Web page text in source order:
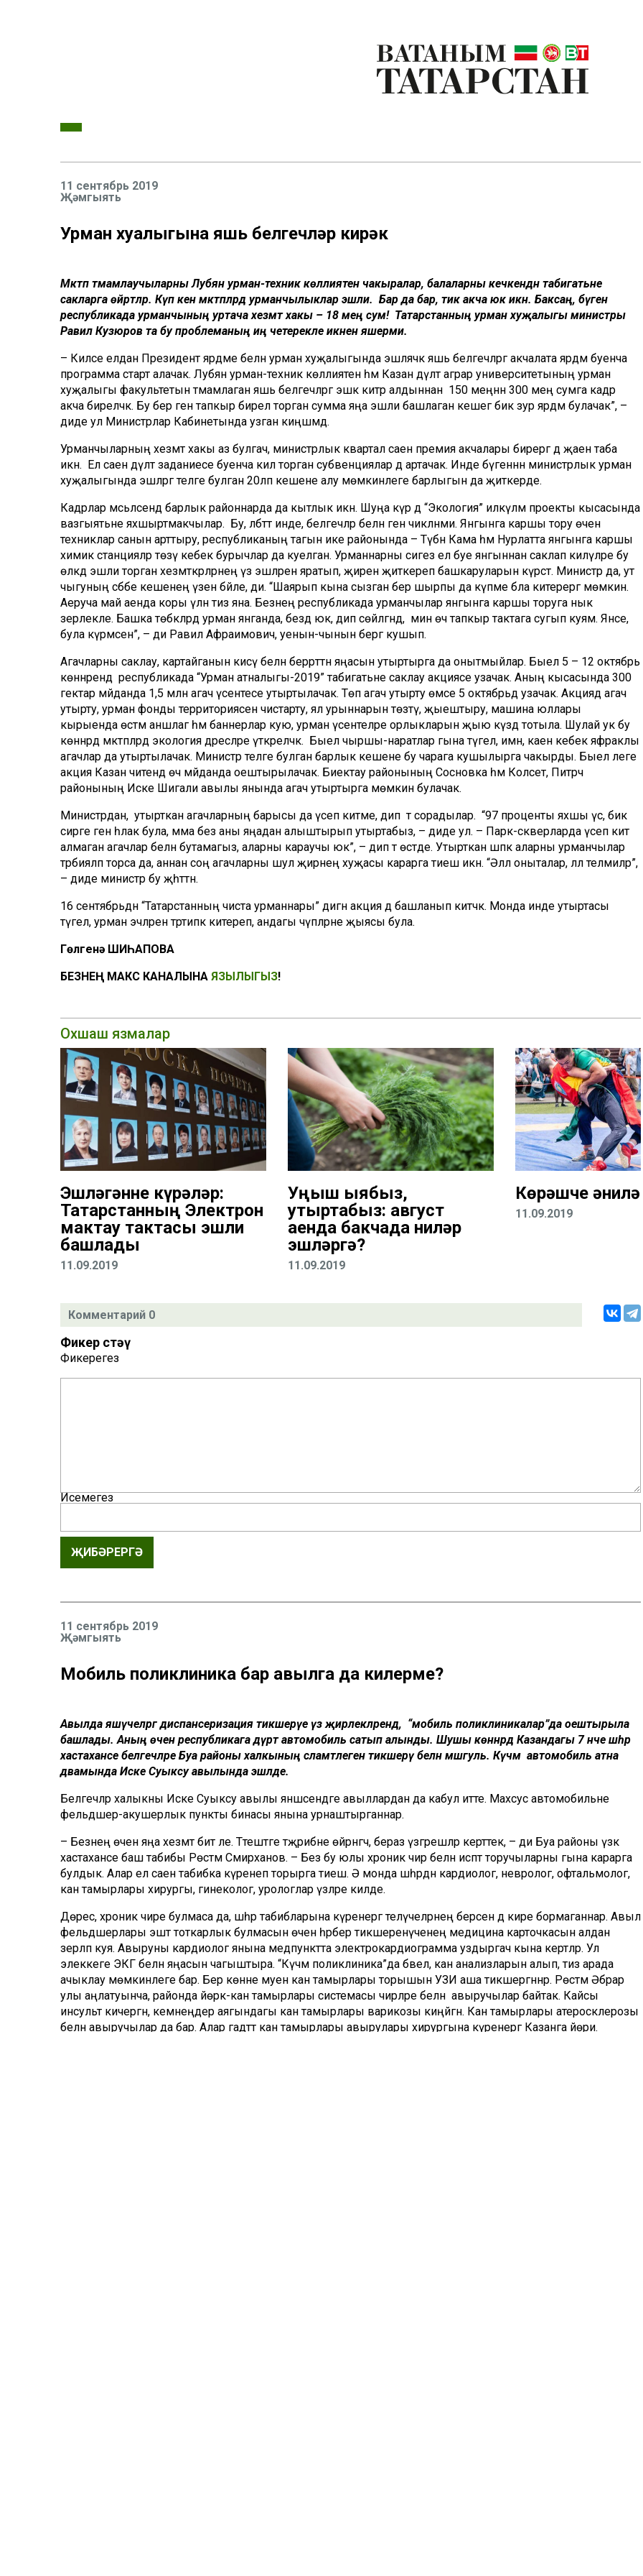
11 сентябрь 2019
Җәмгыять
Урман хуҗалыгына яшь белгечләр кирәк
Мәктәп тәмамлаучыларны Лубян урман-техник көллиятенә чакыралар, балаларны кечкенәдән табигатьне
сакларга өйрәтәләр. Күп кенә мәктәпләрдә урманчылыклар эшли. Бар да бар, тик акча юк икән. Баксаң, бүген
республикада урманчының уртача хезмәт хакы – 18 мең сум! Татарстанның урман хуҗалыгы министры
Равил Кузюров та бу проблеманың иң четерекле икәнен яшерми.
– Киләсе елдан Президент ярдәме белән урман хуҗалыгында эшләячәк яшь белгечләргә акчалата ярдәм буенча
программа старт алачак. Лубян урман-техник көллиятен һәм Казан дәүләт аграр университетының урман
хуҗалыгы факультетын тәмамлаган яшь белгечләргә эшкә китәр алдыннан 150 меңнән 300 мең сумга кадәр
акча биреләчәк. Бу бер генә тапкыр бирелә торган сумма яңа эшли башлаган кешегә бик зур ярдәм булачак”, –
диде ул Министрлар Кабинетында узган киңәшмәдә.
Урманчыларның хезмәт хакы аз булгач, министрлык квартал саен премия акчалары бирергә дә җаен таба
икән. Ел саен дәүләт заданиесе буенча килә торган субвенциялар дә артачак. Инде бүгеннән министрлык урман
хуҗалыгында эшләргә теләге булган 20ләп кешене алу мөмкинлеге барлыгын да җиткерде.
Кадрлар мәсьәләсендә барлык районнарда да кытлык икән. Шуңа күрә дә “Экология” илкүләм проекты кысасында
вазгыятьне яхшыртмакчылар. Бу, әлбәттә инде, белгечләр белән генә чикләнми. Янгынга каршы тору өчен
техниклар санын арттыру, республиканың тагын ике районында – Түбән Кама һәм Нурлатта янгынга каршы
химик станцияләр төзү кебек бурычлар да куелган. Урманнарны сигез ел буе янгыннан саклап килүләре бу
өлкәдә эшли торган хезмәткәрләрнең үз эшләрен яратып, җиренә җиткереп башкаруларын күрсәтә. Министр да, ут
чыгуның сәбәбе кешенең үзенә бәйле, ди. “Шаярып кына сызган бер шырпы да күпме бәла китерергә мөмкин.
Аеруча май аенда коры үлән тиз яна. Безнең республикада урманчылар янгынга каршы торуга нык
әзерлекле. Башка төбәкләрдә урман янганда, бездә юк, дип сөйләгәндә, мин өч тапкыр тактага сугып куям. Янәсе,
була күрмәсен”, – ди Равил Афраимович, уенын-чынын бергә кушып.
Агачларны саклау, картайганын кисү белән беррәттән яңасын утыртырга да онытмыйлар. Быел 5 – 12 октябрь
көннәрендә республикада “Урман атналыгы-2019” табигатьне саклау акциясе узачак. Аның кысасында 300
гектар мәйданда 1,5 млн агач үсентесе утыртылачак. Төп агач утырту өмәсе 5 октябрьдә узачак. Акциядә агач
утырту, урман фонды территориясен чистарту, ял урыннарын төзәтү, җыештыру, машина юллары
кырыенда өстәмә аншлаг һәм баннерлар кую, урман үсентеләре орлыкларын җыю күздә тотыла. Шулай ук бу
көннәрдә мәктәпләрдә экология дәресләре үткәреләчәк. Быел чыршы-наратлар гына түгел, имән, каен кебек яфраклы
агачлар да утыртылачак. Министр теләге булган барлык кешене бу чарага кушылырга чакырды. Быел әлеге
акция Казан читендә өч мәйданда оештырылачак. Биектау районының Сосновка һәм Колсәет, Питрәч
районының Иске Шигали авылы янында агач утыртырга мөмкин булачак.
Министрдан, утырткан агачларның барысы да үсеп китәме, дип тә сорадылар. “97 проценты яхшы үсә, бик
сирәге генә һәлак була, әмма без аны яңадан алыштырып утыртабыз, – диде ул. – Парк-скверларда үсеп китә
алмаган агачлар белән бутамагыз, аларны караучы юк”, – дип тә өстәде. Утырткан шәпкә аларны урманчылар
тәрбияләп торса да, аннан соң агачларны шул җирнең хуҗасы карарга тиеш икән. “Әллә оныталар, әллә теләмиләр”,
– диде министр бу җәһәттән.
16 сентябрьдән “Татарстанның чиста урманнары” дигән акция дә башланып китәчәк. Монда инде утыртасы
түгел, урман эчләрен тәртипкә китереп, андагы чүпләрне җыясы була.
Гөлгенә ШИҺАПОВА
БЕЗНЕҢ МАКС КАНАЛЫНА ЯЗЫЛЫГЫЗ!
Охшаш язмалар
Эшләгәнне күрәләр:
Татарстанның Электрон
мактау тактасы эшли
башлады
11.09.2019
Уңыш җыябыз,
утыртабыз: август
аенда бакчада ниләр
эшләргә?
11.09.2019
Көрәшче
11.09.2019
Комментарий 0
Фикер өстәү
Фикерегез
Исемегез
ҖИБӘРЕРГӘ
11 сентябрь 2019
Җәмгыять
Мобиль поликлиника бар авылга да килерме?
Авылда яшәүчеләргә диспансеризация тикшерүе үз җирлекләрендә, “мобиль поликлиникалар”да оештырыла
башлады. Аның өчен республикага дүрт автомобиль сатып алынды. Шушы көннәрдә Казандагы 7 нче шәһәр
хастаханәсе белгечләре Буа районы халкының сәламәтлеген тикшерү белән мәшгуль. Күчмә автомобиль атна
дәвамында Иске Суыксу авылында эшләде.
Белгечләр халыкны Иске Суыксу авылы янәшәсендәге авыллардан да кабул итте. Махсус автомобильне
фельдшер-акушерлык пункты бинасы янына урнаштырганнар.
– Безнең өчен яңа хезмәт бит әле. Тәтештәге тәҗрибәне өйрәнгәч, бераз үзгәрешләр керттек, – ди Буа районы үзәк
хастаханәсе баш табибы Рөстәм Сәмирханов. – Без бу юлы хроник чир белән исәптә торучыларны гына карарга
булдык. Алар ел саен табибка күренеп торырга тиеш. Ә монда шәһәрдән кардиолог, невролог, офтальмолог,
кан тамырлары хирургы, гинеколог, урологлар үзләре килде.
Дөрес, хроник чире булмаса да, шәһәр табибларына күренергә теләүчеләрнең берсен дә кире бормаганнар. Авыл
фельдшерлары эштә тоткарлык булмасын өчен һәрбер тикшеренүченең медицина карточкасын алдан
әзерләп куя. Авыруны кардиолог янына медпунктта электрокардиограмма уздыргач кына кертәләр. Ул
элеккеге ЭКГ белән яңасын чагыштыра. “Күчмә поликлиника”да бәвел, кан анализларын алып, тиз арада
ачыклау мөмкинлеге бар. Бер көнне муен кан тамырлары торышын УЗИ аша тикшергәннәр. Рөстәм Әбрар
улы аңлатуынча, районда йөрәк-кан тамырлары системасы чирләре белән авыручылар байтак. Кайсы
инсульт кичергән, кемнеңдер аягындагы кан тамырлары варикозы киңәйгән. Кан тамырлары атеросклерозы
белән авыручылар да бар. Алар гадәттә кан тамырлары авырулары хирургына күренергә Казанга йөри.